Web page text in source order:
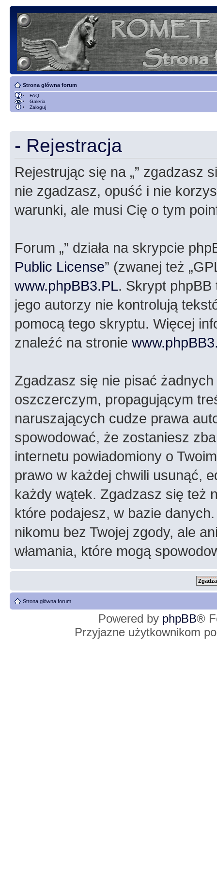
Strona główna forum
FAQ
Galeria
Zaloguj
- Rejestracja
Rejestrując się na „” zgadzasz
nie zgadzasz, opuść i nie
warunki, ale musi Cię o tym
Forum „” działa na skrypcie
Public License” (zwanej też
www.phpBB3.PL. Skrypt phpBB
jego autorzy nie kontrolują
pomocą tego skryptu. Więcej
znaleźć na stronie
Zgadzasz się nie pisać
oszczerczym, propagującym
naruszających cudze prawa
spowodować, że zostaniesz
internetu powiadomiony o
prawo w każdej chwili usunąć,
każdy wątek. Zgadzasz się też
które podajesz, w bazie
nikomu bez Twojej zgody, ale
włamania, które mogą
Strona główna forum
Powered by phpBB®
Przyjazne użytkownikom